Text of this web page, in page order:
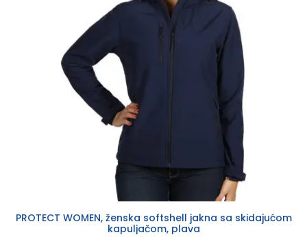
PROTECT WOMEN, ženska softshell jakna sa skidajućom
kapuljačom, plava